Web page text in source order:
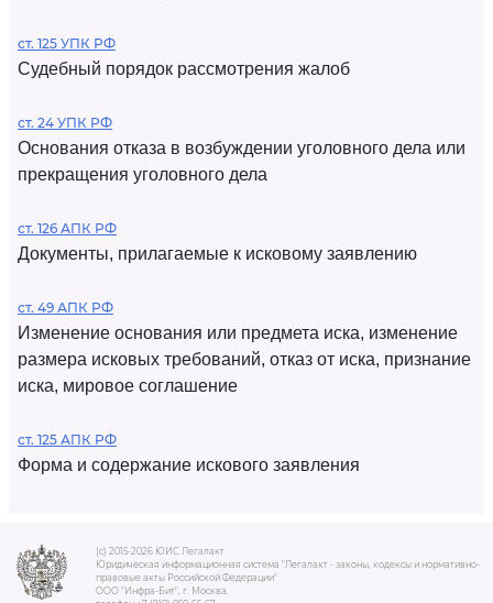
ст. 125 УПК РФ
Судебный порядок рассмотрения жалоб
ст. 24 УПК РФ
Основания отказа в возбуждении уголовного дела или
прекращения уголовного дела
ст. 126 АПК РФ
Документы, прилагаемые к исковому заявлению
ст. 49 АПК РФ
Изменение основания или предмета иска, изменение
размера исковых требований, отказ от иска, признание
иска, мировое соглашение
ст. 125 АПК РФ
Форма и содержание искового заявления
(c) 2015-2026 ЮИС Легалакт
Юридическая информационная система "Легалакт - законы, кодексы и нормативно-
правовые акты Российской Федерации"
ООО "Инфра-Бит", г. Москва.